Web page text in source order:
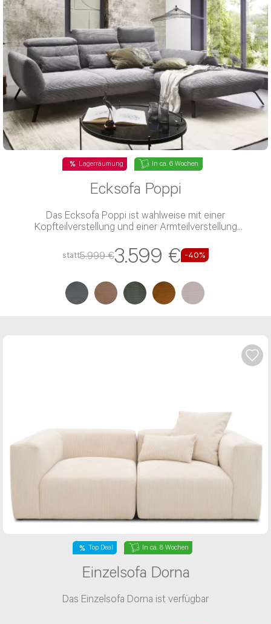
Lagerräumung In ca. 6 Wochen
Ecksofa Poppi
Das Ecksofa Poppi ist wahlweise mit einer
Kopfteilverstellung und einer Armteilverstellung
statt5.999 €3.599 € -40%
Top Deal In ca. 8 Wochen
Einzelsofa Dorna
Das Einzelsofa Dorna ist verfügbar